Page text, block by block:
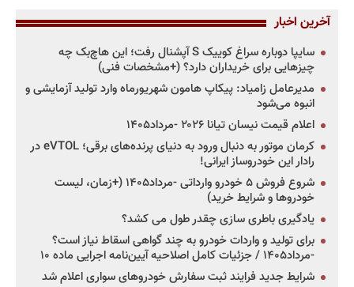
آخرین اخبار
سایپا دوباره سراغ کوییک S آپشنال رفت؛ این هاچ‌بک چه
چیزهایی برای خریداران دارد؟ (+مشخصات فنی)
مدیرعامل زامیاد: پیکاپ هامون شهریورماه وارد تولید آزمایشی و
انبوه می‌شود
اعلام قیمت نیسان تیانا ۲۰۲۶ -مرداد۱۴۰۵
کرمان موتور به دنبال ورود به دنیای پرنده‌های برقی؛ eVTOL در
رادار این خودروساز ایرانی!
شروع فروش ۵ خودرو وارداتی -مرداد۱۴۰۵ (+زمان، لیست
خودروها و شرایط خرید)
یادگیری باطری سازی چقدر طول می کشد؟
برای تولید و واردات خودرو به چند گواهی اسقاط نیاز است؟
-مرداد۱۴۰۵ / جزئیات کامل اصلاحیه آیین‌نامه اجرایی ماده ۱۰
شرایط جدید فرایند ثبت سفارش خودروهای سواری اعلام شد